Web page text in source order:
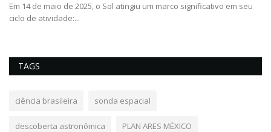
Em 14 de maio de 2025, o Sol atingiu um marco significativo em seu
ciclo de atividade:...
TAGS
ciência brasileira sonda espacial
descoberta astronômica PLAN ARES MÉXICO